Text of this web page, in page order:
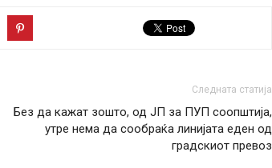
Следната статија
Без да кажат зошто, од ЈП за ПУП соопштија,
утре нема да сообраќа линијата еден од
градскиот превоз